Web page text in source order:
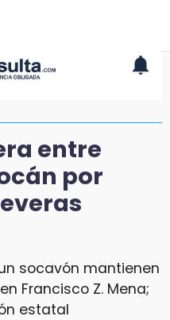
entre
por
socavón mantienen
Francisco Z. Mena;
estatal